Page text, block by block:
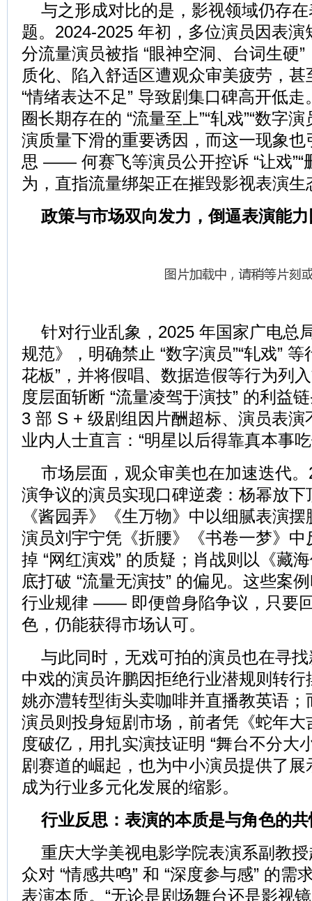
与之形成对比的是，影视领域仍存
题。2024-2025 年初，多位演员因表
分流量演员被指 “眼神空洞、台词生硬
质化、陷入舒适区遭观众审美疲劳，
“情绪表达不足” 导致剧集口碑高开低
圈长期存在的 “流量至上”“轧戏”“数字
演质量下滑的重要诱因，而这一现象
思 —— 何赛飞等演员公开控诉 “让戏”“
为，直指流量绑架正在摧毁影视表演生
政策与市场双向发力，倒逼表演能
针对行业乱象，2025 年国家广电总
规范》，明确禁止 “数字演员”“轧戏”
花板”，并将假唱、数据造假等行为列
度层面斩断 “流量凌驾于演技” 的利益
3 部 S + 级剧组因片酬超标、演员表
业内人士直言：“明星以后得靠真本事
市场层面，观众审美也在加速迭代
演争议的演员实现口碑逆袭：杨幂放
《酱园弄》《生万物》中以细腻表演
演员刘宇宁凭《折腰》《书卷一梦》
掉 “网红演戏” 的质疑；肖战则以《藏
底打破 “流量无演技” 的偏见。这些案
行业规律 —— 即便曾身陷争议，只要
色，仍能获得市场认可。
与此同时，无戏可拍的演员也在寻
中戏的演员许鹏因拒绝行业潜规则转
姚亦澧转型街头卖咖啡并直播教英语
演员则投身短剧市场，前者凭《蛇年
度破亿，用扎实演技证明 “舞台不分大
剧赛道的崛起，也为中小演员提供了
成为行业多元化发展的缩影。
行业反思：表演的本质是与角色的共
重庆大学美视电影学院表演系副教
众对 “情感共鸣” 和 “深度参与感” 的需
表演本质。“无论是剧场舞台还是影视